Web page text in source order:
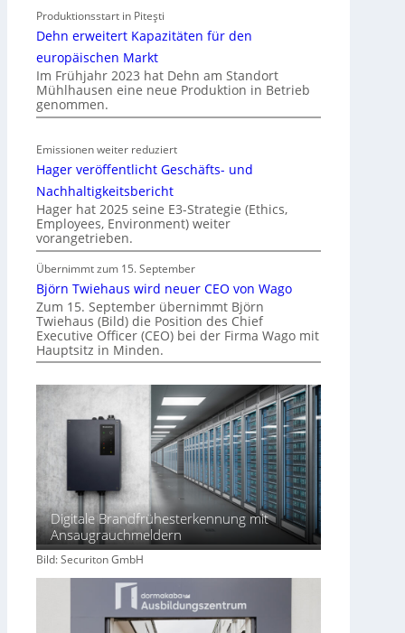
b
i
l
i
t
ä
i
n
d
e
r
m
m
o
b
i
l
w
s
c
h
t
Produktionsstart in Piteşti
Dehn erweitert Kapazitäten für den
europäischen Markt
Im Frühjahr 2023 hat Dehn am Standort
Mühlhausen eine neue Produktion in Betrieb
genommen.
Emissionen weiter reduziert
Hager veröffentlicht Geschäfts- und
Nachhaltigkeitsbericht
Hager hat 2025 seine E3-Strategie (Ethics,
Employees, Environment) weiter
vorangetrieben.
Übernimmt zum 15. September
Björn Twiehaus wird neuer CEO von Wago
Zum 15. September übernimmt Björn
Twiehaus (Bild) die Position des Chief
Executive Officer (CEO) bei der Firma Wago mit
Hauptsitz in Minden.
Digitale Brandfrühesterkennung mit
Ansaugrauchmeldern
Bild: Securiton GmbH